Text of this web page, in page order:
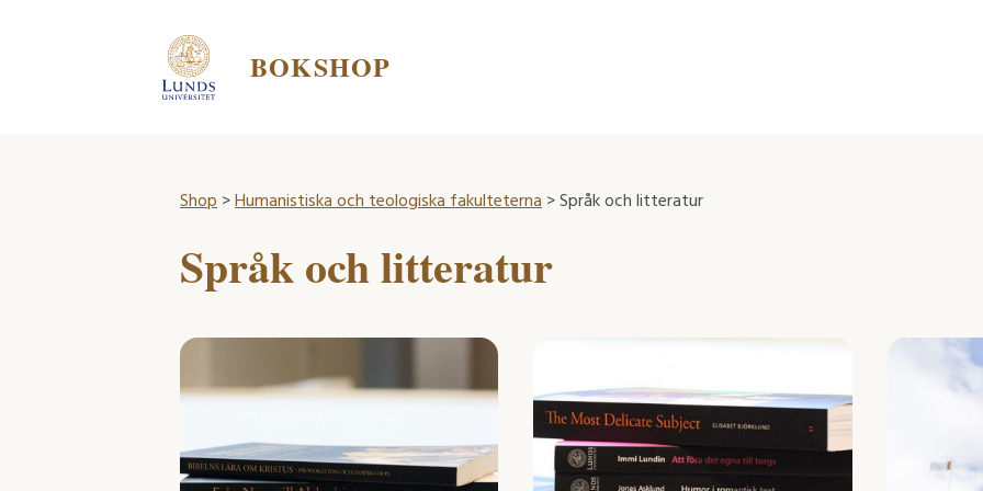
BOKSHOP
Shop>Humanistiska och teologiska fakulteterna> Språk och litteratur
Språk och litteratur